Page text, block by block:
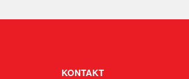
KONTAKT